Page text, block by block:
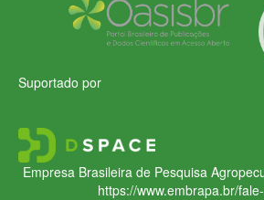
Suportado por
Empresa Brasileira de Pesquisa
https://www.embrapa.br/